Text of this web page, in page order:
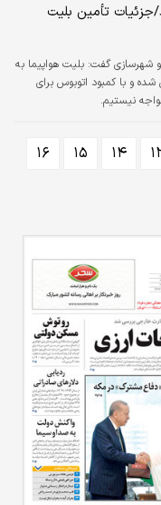
جزئیات تأمین بلیت
و شهرسازی گفت: بلیت هواپیما به
شده و با کمبود اتوبوس برای
نیستیم.
۱۴ ۱۵
۱۶